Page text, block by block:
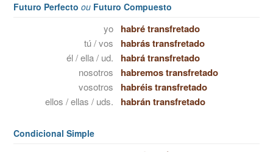
Futuro Perfecto ou Futuro Compuesto
yo habré transfretado
tú / vos habrás transfretado
él / ella / ud. habrá transfretado
nosotros habremos transfretado
vosotros habréis transfretado
ellos / ellas / uds. habrán transfretado
Condicional Simple